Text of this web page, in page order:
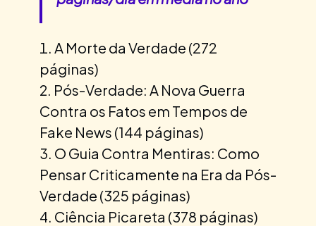
A Morte da Verdade (272
páginas)
Pós-Verdade: A Nova Guerra
Contra os Fatos em Tempos de
Fake News (144 páginas)
O Guia Contra Mentiras: Como
Pensar Criticamente na Era da Pós-
Verdade (325 páginas)
Ciência Picareta (378 páginas)